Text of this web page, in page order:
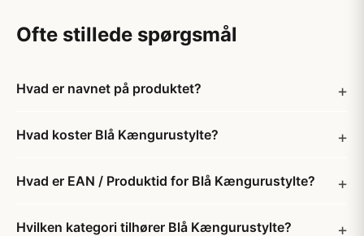
Ofte stillede spørgsmål
Hvad er navnet på produktet?
Hvad koster Blå Kængurustylte?
Hvad er EAN / Produktid for Blå Kængurustylte?
Hvilken kategori tilhører Blå Kængurustylte?